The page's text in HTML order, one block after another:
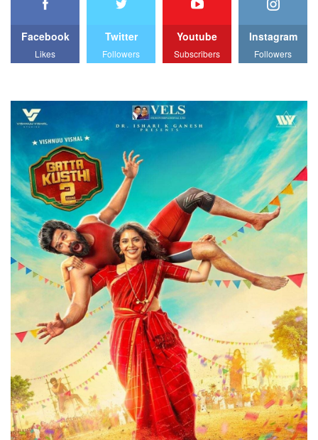
Facebook
Likes
Twitter
Followers
Youtube
Subscribers
Instagram
Followers